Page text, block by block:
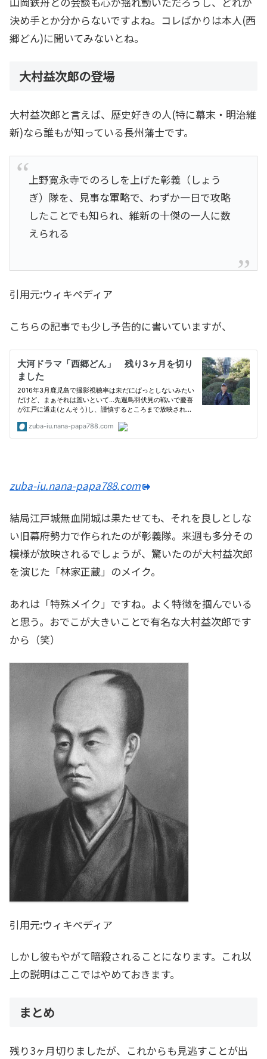
決め手とか分からないですよね。コレばかりは本人(西
郷どん)に聞いてみないとね。
大村益次郎の登場
大村益次郎と言えば、歴史好きの人(特に幕末・明治維
新)なら誰もが知っている長州藩士です。
上野寛永寺でのろしを上げた彰義（しょう
ぎ）隊を、見事な軍略で、わずか一日で攻略
したことでも知られ、維新の十傑の一人に数
えられる
引用元:ウィキペディア
こちらの記事でも少し予告的に書いていますが、
zuba-iu.nana-papa788.com
結局江戸城無血開城は果たせても、それを良しとしな
い旧幕府勢力で作られたのが彰義隊。来週も多分その
模様が放映されるでしょうが、驚いたのが大村益次郎
を演じた「林家正蔵」のメイク。
あれは「特殊メイク」ですね。よく特徴を掴んでいる
と思う。おでこが大きいことで有名な大村益次郎です
から（笑）
引用元:ウィキペディア
しかし彼もやがて暗殺されることになります。これ以
上の説明はここではやめておきます。
まとめ
残り3ヶ月切りましたが、これからも見逃すことが出